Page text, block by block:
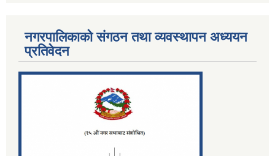
नगरपालिकाको संगठन तथा व्यवस्थापन अध्ययन
प्रतिवेदन